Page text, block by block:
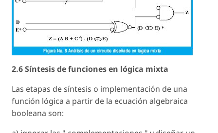
2.6 Síntesis de funciones en lógica mixta
Las etapas de síntesis o implementación de una
función lógica a partir de la ecuación algebraica
booleana son: